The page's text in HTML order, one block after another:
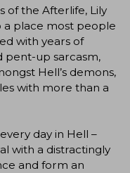
of the Afterlife, Lily
a place most people
with years of
pent-up sarcasm,
Hell’s demons,
with more than a
day in Hell –
with a distractingly
and form an